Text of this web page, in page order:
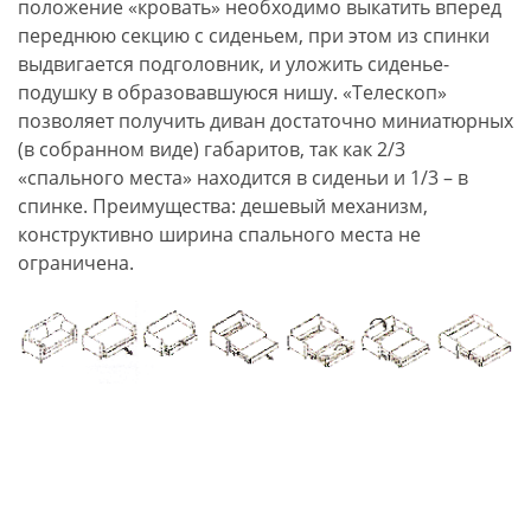
положение «кровать» необходимо выкатить вперед
переднюю секцию с сиденьем, при этом из спинки
выдвигается подголовник, и уложить сиденье-
подушку в образовавшуюся нишу. «Телескоп»
позволяет получить диван достаточно миниатюрных
(в собранном виде) габаритов, так как 2/3
«спального места» находится в сиденьи и 1/3 – в
спинке. Преимущества: дешевый механизм,
конструктивно ширина спального места не
ограничена.